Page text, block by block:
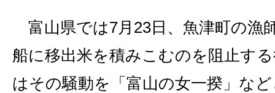
富山県では7月23日、魚津町の漁
船に移出米を積みこむのを阻止す
はその騒動を「富山の女一揆」な